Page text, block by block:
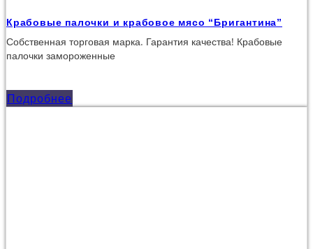
Крабовые палочки и крабовое мясо “Бригантина”
доступны к отгрузке.
Собственная торговая марка. Гарантия качества! Крабовые
палочки замороженные
Подробнее